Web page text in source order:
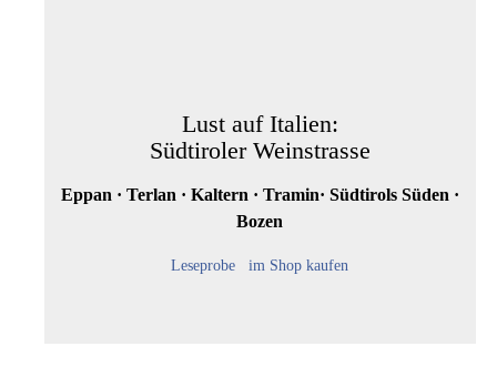
Lust auf Italien:
Südtiroler Weinstrasse
Eppan · Terlan · Kaltern · Tramin· Südtirols Süden ·
Bozen
Leseprobe im Shop kaufen